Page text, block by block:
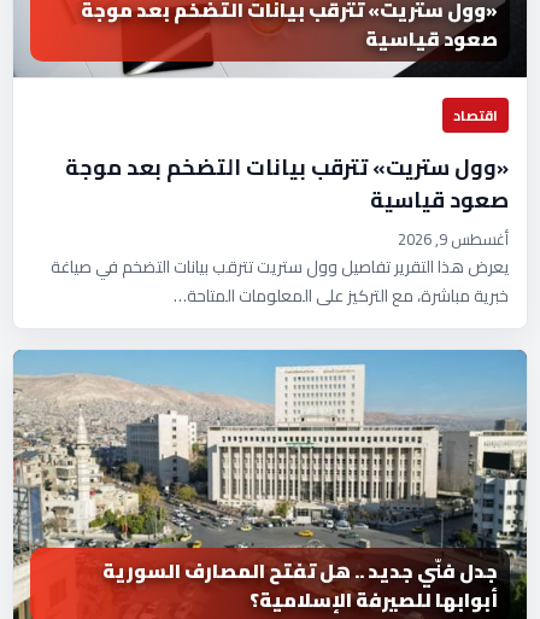
«وول ستريت» تترقب بيانات التضخم بعد موجة
صعود قياسية
اقتصاد
«وول ستريت» تترقب بيانات التضخم بعد موجة
صعود قياسية
أغسطس 9, 2026
يعرض هذا التقرير تفاصيل وول ستريت تترقب بيانات التضخم في صياغة
خبرية مباشرة، مع التركيز على المعلومات المتاحة…
جدل فنّي جديد .. هل تفتح المصارف السورية
أبوابها للصيرفة الإسلامية؟